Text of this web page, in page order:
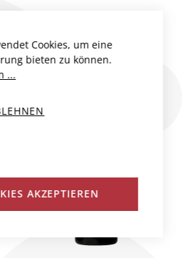
R
Cookies, um eine
bieten zu können.
...
AKZEPTIEREN